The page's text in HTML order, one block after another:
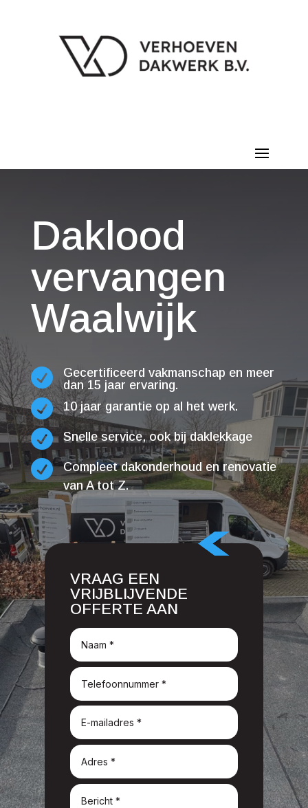
Daklood
vervangen
Waalwijk

Gecertificeerd vakmanschap en meer
dan 15 jaar ervaring.
 10 jaar garantie op al het werk.
 Snelle service, ook bij daklekkage

Compleet dakonderhoud en renovatie
van A tot Z.
VRAAG EEN
VRIJBLIJVENDE
OFFERTE AAN